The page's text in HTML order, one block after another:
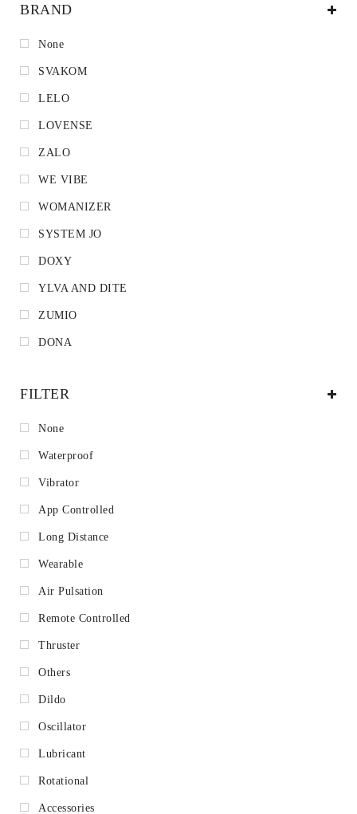
BRAND
None
SVAKOM
LELO
LOVENSE
ZALO
WE VIBE
WOMANIZER
SYSTEM JO
DOXY
YLVA AND DITE
ZUMIO
DONA
FILTER
None
Waterproof
Vibrator
App Controlled
Long Distance
Wearable
Air Pulsation
Remote Controlled
Thruster
Others
Dildo
Oscillator
Lubricant
Rotational
Accessories